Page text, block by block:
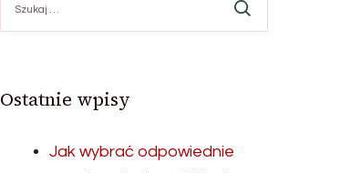
Ostatnie wpisy
Jak wybrać odpowiednie